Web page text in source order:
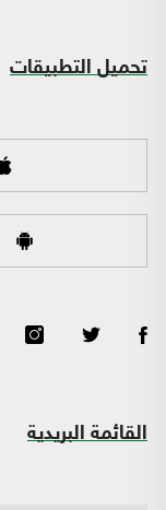
تحميل التطبيقات
القائمة البريدية